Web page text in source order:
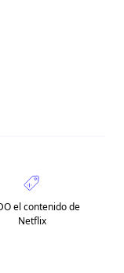
el contenido de
Netflix